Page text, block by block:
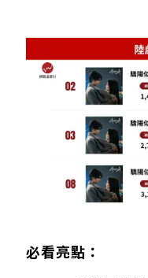
必看亮點：